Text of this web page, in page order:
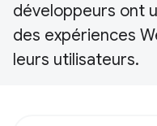
développeurs ont
des expériences
leurs utilisateurs.